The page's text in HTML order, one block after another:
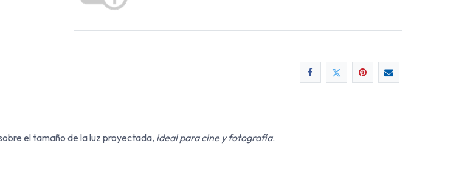
el tamaño de la luz proyectada, ideal para cine y fotografía.